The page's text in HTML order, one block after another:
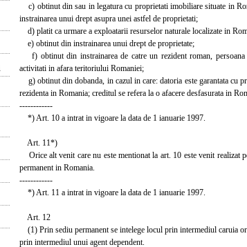
c) obtinut din sau in legatura cu proprietati imobiliare situate in
instrainarea unui drept asupra unei astfel de proprietati;
d) platit ca urmare a exploatarii resurselor naturale localizate in
e) obtinut din instrainarea unui drept de proprietate;
f) obtinut din instrainarea de catre un rezident roman, persoana
activitati in afara teritoriului Romaniei;
g) obtinut din dobanda, in cazul in care: datoria este garantata cu
rezidenta in Romania; creditul se refera la o afacere desfasurata in
------------
*) Art. 10 a intrat in vigoare la data de 1 ianuarie 1997.
Art. 11*)
Orice alt venit care nu este mentionat la art. 10 este venit realizat
permanent in Romania.
------------
*) Art. 11 a intrat in vigoare la data de 1 ianuarie 1997.
Art. 12
(1) Prin sediu permanent se intelege locul prin intermediul caruia
prin intermediul unui agent dependent.